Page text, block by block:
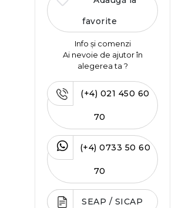
favorite
Info și comenzi
Ai nevoie de ajutor în
alegerea ta ?
(+4) 021 450 60
70
(+4) 0733 50 60
70
SEAP / SICAP